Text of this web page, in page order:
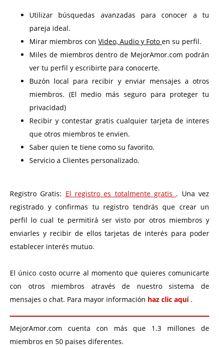
Utilizar búsquedas avanzadas para conocer a tu
pareja ideal.
Mirar miembros con Video, Audio y Foto en su perfil.
Miles de miembros dentro de MejorAmor.com podrán
ver tu perfil y escribirte para conocerte.
Buzón local para recibir y enviar mensajes a otros
miembros. (El medio más seguro para proteger tu
privacidad)
Recibir y contestar gratis cualquier tarjeta de interes
que otros miembros te envien.
Saber quien te tiene como su favorito.
Servicio a Clientes personalizado.
Registro Gratis: El registro es totalmente gratis . Una vez
registrado y confirmas tu registro tendrás que crear un
perfil lo cual te permitirá ser visto por otros miembros y
enviarles y recibir de ellos tarjetas de interés para poder
establecer interés mutuo.
El único costo ocurre al momento que quieres comunicarte
con otros miembros através de nuestro sistema de
mensajes o chat. Para mayor información haz clic aquí .
MejorAmor.com cuenta con más que 1.3 millones de
miembros en 50 paises diferentes.